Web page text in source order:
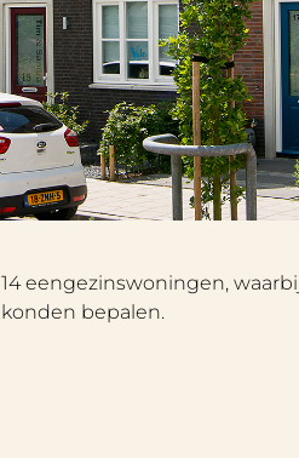
14 eengezinswoningen,
konden bepalen.